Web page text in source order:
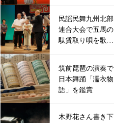
民謡民舞九州北部
連合大会で五馬の
駄賃取り唄を歌っ
筑前琵琶の演奏で
日本舞踊「濡衣物
語」を鑑賞
木野花さん書き下